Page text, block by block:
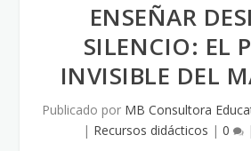
ENSEÑAR
SILENCIO: EL
INVISIBLE DEL
Publicado por MB Consultora
| Recursos didácticos | 0 |